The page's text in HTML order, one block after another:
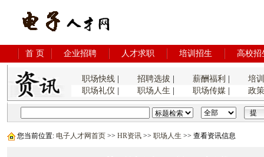
首 页 企业招聘 人才求职 培训招生 高校招
职场快线| 招聘选拔 薪酬福利
培
职场礼仪
职场人生 职场传媒| 政
您当前位置: 电子人才网首页 >> HR资讯 >> 职场人生 >> 查看资讯信息